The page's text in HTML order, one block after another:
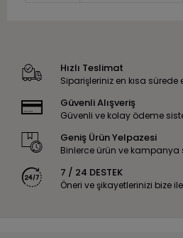
Hızlı Teslimat
Siparişleriniz en kısa sürede
Güvenli Alışveriş
Güvenli ve kolay ödeme
Geniş Ürün Yelpazesi
Binlerce ürün ve kampanya
7 / 24 DESTEK
Öneri ve şikayetlerinizi bize